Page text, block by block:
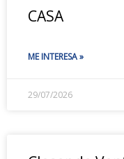
CASA
ME INTERESA »
29/07/2026